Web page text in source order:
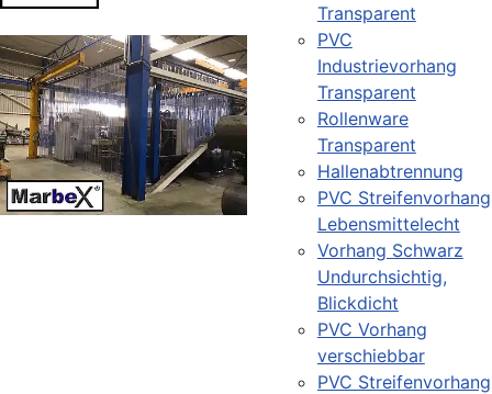
Transparent
PVC
Industrievorhang
Transparent
Rollenware
Transparent
Hallenabtrennung
PVC Streifenvorhang
Lebensmittelecht
Vorhang Schwarz
Undurchsichtig,
Blickdicht
PVC Vorhang
verschiebbar
PVC Streifenvorhang